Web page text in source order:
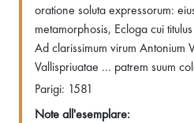
oratione soluta expressorum:
metamorphosis, Ecloga cui
Ad clarissimum virum Antonium
Vallispriuatae ... patrem suum
Parigi: 1581
Note all'esemplare: